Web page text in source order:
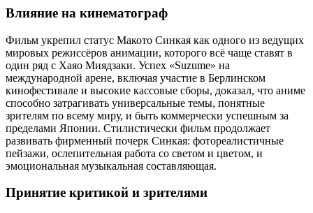
Влияние на кинематограф
Фильм укрепил статус Макото Синкая как одного из ведущих
мировых режиссёров анимации, которого всё чаще ставят в
один ряд с Хаяо Миядзаки. Успех «Suzume» на
международной арене, включая участие в Берлинском
кинофестивале и высокие кассовые сборы, доказал, что аниме
способно затрагивать универсальные темы, понятные
зрителям по всему миру, и быть коммерчески успешным за
пределами Японии. Стилистически фильм продолжает
развивать фирменный почерк Синкая: фотореалистичные
пейзажи, ослепительная работа со светом и цветом, и
эмоциональная музыкальная составляющая.
Принятие критикой и зрителями